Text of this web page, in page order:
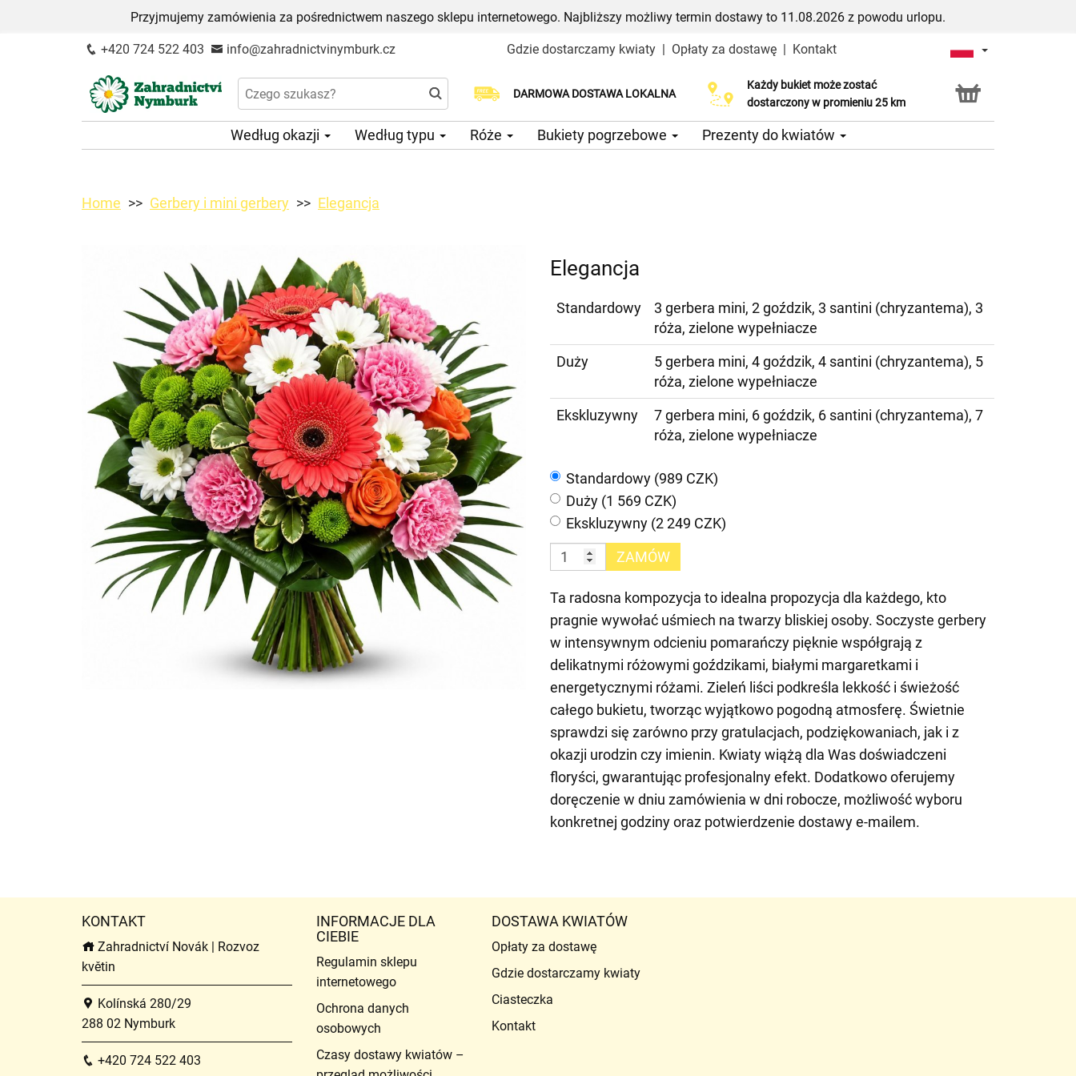
Przyjmujemy zamówienia za pośrednictwem naszego sklepu internetowego. Najbliższy możliwy termin dostawy to 11.08.2026 z powodu urlopu.
+420 724 522 403 info@zahradnictvinymburk.cz Gdzie dostarczamy kwiaty | Opłaty za dostawę | Kontakt
DARMOWA DOSTAWA LOKALNA
Wybierz datę dostawy
Każdy bukiet może zostać
dostarczony w promieniu 25 km
Usługa Click & Collect
Według okazji Według typu Róże Bukiety pogrzebowe Prezenty do kwiatów
Home Gerbery i mini gerbery Elegancja
Elegancja
Standardowy
3 gerbera mini, 2 goździk, 3 santini (chryzantema), 3
róża, zielone wypełniacze
Duży
5 gerbera mini, 4 goździk, 4 santini (chryzantema), 5
róża, zielone wypełniacze
Ekskluzywny
7 gerbera mini, 6 goździk, 6 santini (chryzantema), 7
róża, zielone wypełniacze
Standardowy (989 CZK)
Duży (1 569 CZK)
Ekskluzywny (2 249 CZK)
ZAMÓW
Ta radosna kompozycja to idealna propozycja dla każdego, kto
pragnie wywołać uśmiech na twarzy bliskiej osoby. Soczyste gerbery
w intensywnym odcieniu pomarańczy pięknie współgrają z
delikatnymi różowymi goździkami, białymi margaretkami i
energetycznymi różami. Zieleń liści podkreśla lekkość i świeżość
całego bukietu, tworząc wyjątkowo pogodną atmosferę. Świetnie
sprawdzi się zarówno przy gratulacjach, podziękowaniach, jak i z
okazji urodzin czy imienin. Kwiaty wiążą dla Was doświadczeni
floryści, gwarantując profesjonalny efekt. Dodatkowo oferujemy
doręczenie w dniu zamówienia w dni robocze, możliwość wyboru
konkretnej godziny oraz potwierdzenie dostawy e-mailem.
KONTAKT
Zahradnictví Novák | Rozvoz
květin
Kolínská 280/29
288 02 Nymburk
+420 724 522 403
INFORMACJE DLA
CIEBIE
Regulamin sklepu
internetowego
Ochrona danych
osobowych
Czasy dostawy kwiatów –
DOSTAWA KWIATÓW
Opłaty za dostawę
Gdzie dostarczamy kwiaty
Ciasteczka
Kontakt